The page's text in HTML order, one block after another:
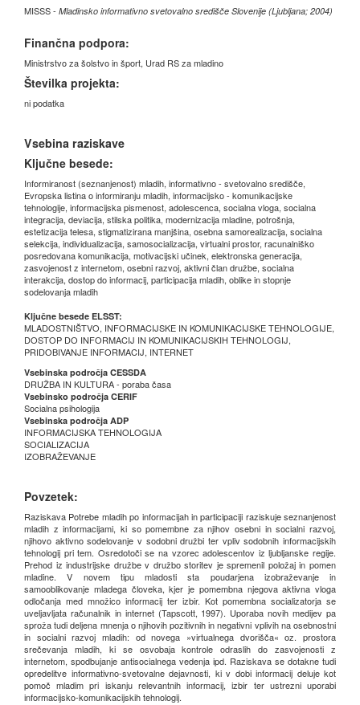
MISSS - Mladinsko informativno svetovalno središče Slovenije (Ljubljana; 2004)
Finančna podpora:
Ministrstvo za šolstvo in šport, Urad RS za mladino
Številka projekta:
ni podatka
Vsebina raziskave
Ključne besede:
Informiranost (seznanjenost) mladih, informativno - svetovalno središče,
Evropska listina o informiranju mladih, informacijsko - komunikacijske
tehnologije, informacijska pismenost, adolescenca, socialna vloga, socialna
integracija, deviacija, stilska politika, modernizacija mladine, potrošnja,
estetizacija telesa, stigmatizirana manjšina, osebna samorealizacija, socialna
selekcija, individualizacija, samosocializacija, virtualni prostor, racunalniško
posredovana komunikacija, motivacijski učinek, elektronska generacija,
zasvojenost z internetom, osebni razvoj, aktivni član družbe, socialna
interakcija, dostop do informacij, participacija mladih, oblike in stopnje
sodelovanja mladih
Ključne besede ELSST:
MLADOSTNIŠTVO, INFORMACIJSKE IN KOMUNIKACIJSKE TEHNOLOGIJE,
DOSTOP DO INFORMACIJ IN KOMUNIKACIJSKIH TEHNOLOGIJ,
PRIDOBIVANJE INFORMACIJ, INTERNET
Vsebinska področja CESSDA
DRUŽBA IN KULTURA - poraba časa
Vsebinsko področja CERIF
Socialna psihologija
Vsebinska področja ADP
INFORMACIJSKA TEHNOLOGIJA
SOCIALIZACIJA
IZOBRAŽEVANJE
Povzetek:
Raziskava Potrebe mladih po informacijah in participaciji raziskuje seznanjenost
mladih z informacijami, ki so pomembne za njihov osebni in socialni razvoj,
njihovo aktivno sodelovanje v sodobni družbi ter vpliv sodobnih informacijskih
tehnologij pri tem. Osredotoči se na vzorec adolescentov iz ljubljanske regije.
Prehod iz industrijske družbe v družbo storitev je spremenil položaj in pomen
mladine. V novem tipu mladosti sta poudarjena izobraževanje in
samooblikovanje mladega človeka, kjer je pomembna njegova aktivna vloga
odločanja med množico informacij ter izbir. Kot pomembna socializatorja se
uveljavljata računalnik in internet (Tapscott, 1997). Uporaba novih medijev pa
sproža tudi deljena mnenja o njihovih pozitivnih in negativni vplivih na osebnostni
in socialni razvoj mladih: od novega »virtualnega dvorišča« oz. prostora
srečevanja mladih, ki se osvobaja kontrole odraslih do zasvojenosti z
internetom, spodbujanje antisocialnega vedenja ipd. Raziskava se dotakne tudi
opredelitve informativno-svetovalne dejavnosti, ki v dobi informacij deluje kot
pomoč mladim pri iskanju relevantnih informacij, izbir ter ustrezni uporabi
informacijsko-komunikacijskih tehnologij.